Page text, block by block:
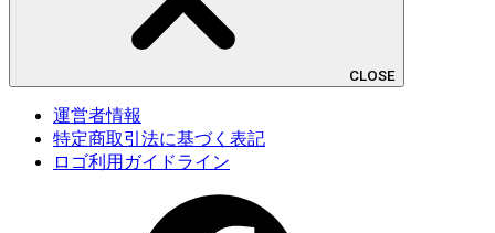
CLOSE
運営者情報
特定商取引法に基づく表記
ロゴ利用ガイドライン